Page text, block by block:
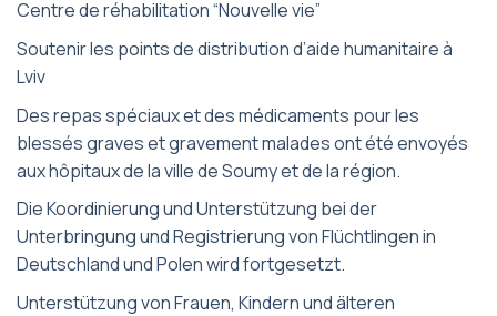
Centre de réhabilitation “Nouvelle vie”
Soutenir les points de distribution d’aide humanitaire à
Lviv
Des repas spéciaux et des médicaments pour les
blessés graves et gravement malades ont été envoyés
aux hôpitaux de la ville de Soumy et de la région.
Die Koordinierung und Unterstützung bei der
Unterbringung und Registrierung von Flüchtlingen in
Deutschland und Polen wird fortgesetzt.
Unterstützung von Frauen, Kindern und älteren